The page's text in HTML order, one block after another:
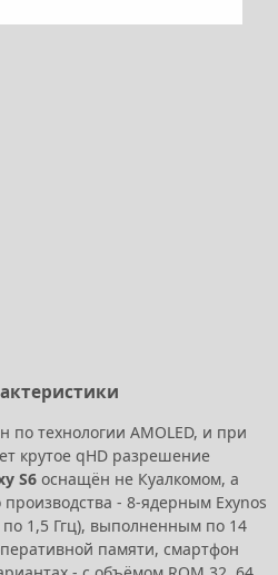
по технологии AMOLED, и при
крутое qHD разрешение
S6 оснащён не Куалкомом, а
- 8-ядерным Exynos
1,5 Ггц), выполненным по 14
памяти, смартфон